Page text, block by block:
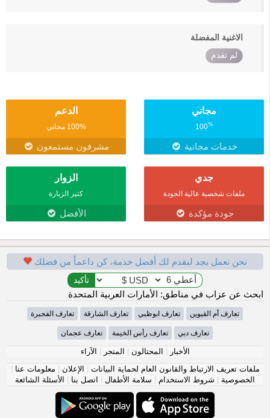
الاغنية المفضلة
لم تقدم
مجاني
100%
خدمات مجانية
الدعم
100% مجاني
مشرفون مستمعون
جدي
ملفات شخصية عالية الجودة
جودة مؤكدة
الزوار
كثير الزيارة
الأفضل
نحن نعمل بجد لنقدم لك أفضل خدمة، كن داعماً من فضلك
ابحث عن عزاب في مناطق: الأمارات العربية المتحدة
تعارف أم القيوين تعارف ابوظبي تعارف الشارقة تعارف الفجيرة
تعارف دبي تعارف رأس الخيمة تعارف عجمان
الأخبار | المحتالون | المتجر | الآراء
ملفات تعريف الارتباط والقانون العام لحماية البيانات | الإعلان | معلومات عنا |
الخصوصية | شروط الاستخدام | سلامة الأطفال | اتصل بنا | الأسئلة الشائعة